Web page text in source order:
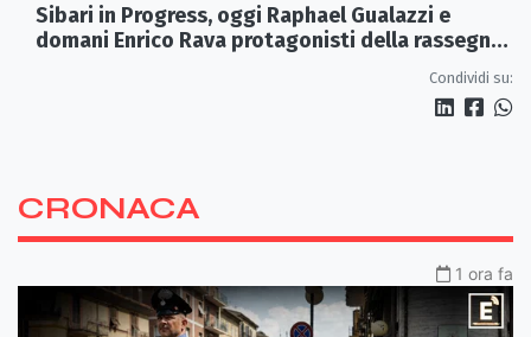
Sibari in Progress, oggi Raphael Gualazzi e
domani Enrico Rava protagonisti della rassegna
Condividi su:
CRONACA
1 ora fa